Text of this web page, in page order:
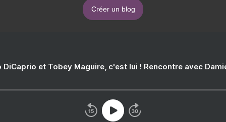
Créer un blog
DiCaprio et Tobey Maguire, c'est lui ! Rencontre avec